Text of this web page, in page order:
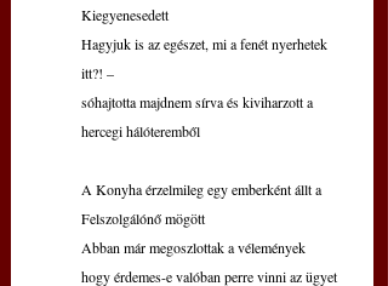
Kiegyenesedett
Hagyjuk is az egészet, mi a fenét nyerhetek
itt?! –
sóhajtotta majdnem sírva és kiviharzott a
hercegi hálóteremből
A Konyha érzelmileg egy emberként állt a
Felszolgálónő mögött
Abban már megoszlottak a vélemények
hogy érdemes-e valóban perre vinni az ügyet